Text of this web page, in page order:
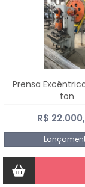
Prensa
ton
R$